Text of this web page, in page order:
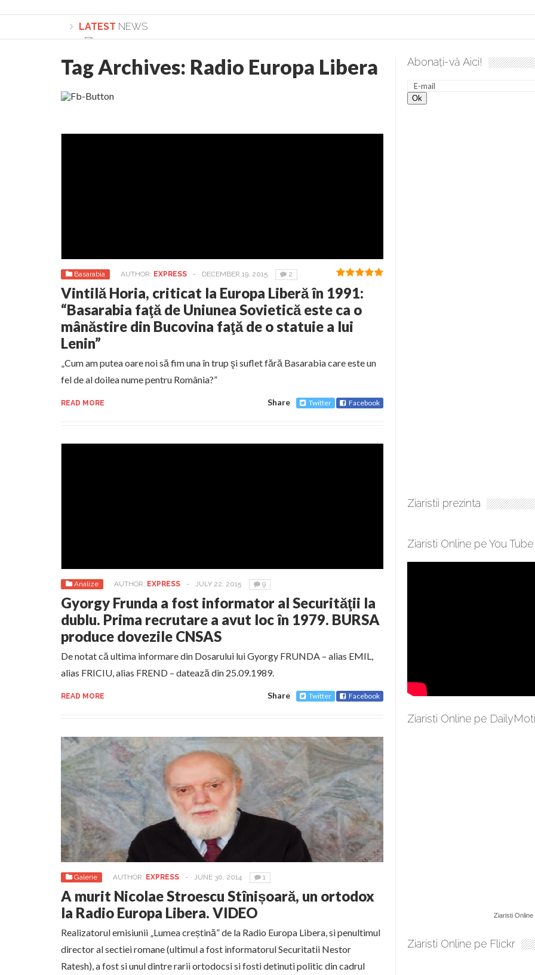
LATEST NEWS
Lepădarea de sine și urmarea lui Hristos. Calea spre desăvârșire. Gând de duminică de Elena Solunca Moise
Academia Română: 5G poate cauza CANCER. Guvernul, dat în judecată pentru HG 5G. Antenele de telefonie
Tag Archives: Radio Europa Libera
Basarabia AUTHOR: EXPRESS - DECEMBER 19, 2015 2
Vintilă Horia, criticat la Europa Liberă în 1991:
“Basarabia faţă de Uniunea Sovietică este ca o
mânăstire din Bucovina faţă de o statuie a lui
Lenin”
„Cum am putea oare noi să fim una în trup şi suflet fără Basarabia care este un
fel de al doilea nume pentru România?”
READ MORE Share Twitter Facebook
Analize AUTHOR: EXPRESS - JULY 22, 2015 9
Gyorgy Frunda a fost informator al Securităţii la
dublu. Prima recrutare a avut loc în 1979. BURSA
produce dovezile CNSAS
De notat că ultima informare din Dosarului lui Gyorgy FRUNDA – alias EMIL,
alias FRICIU, alias FREND – datează din 25.09.1989.
READ MORE Share Twitter Facebook
Galerie AUTHOR: EXPRESS - JUNE 30, 2014 1
A murit Nicolae Stroescu Stînișoară, un ortodox
la Radio Europa Libera. VIDEO
Realizatorul emisiunii „Lumea creștină” de la Radio Europa Libera, si penultimul
director al sectiei romane (ultimul a fost informatorul Securitatii Nestor
Ratesh), a fost si unul dintre rarii ortodocsi si fosti detinuti politic din cadrul
Abonați-vă Aici!
Ziaristii prezinta
Ziaristi Online pe You Tube
Ziaristi Online pe
Ziaristi Online
Ziaristi Online pe Flickr